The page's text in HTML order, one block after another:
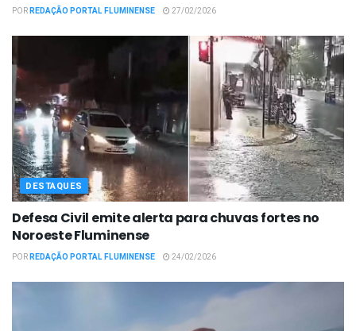
PORREDAÇÃO PORTAL FLUMINENSE 27/02/2026
DESTAQUES
Defesa Civil emite alerta para chuvas fortes no
Noroeste Fluminense
PORREDAÇÃO PORTAL FLUMINENSE 24/02/2026